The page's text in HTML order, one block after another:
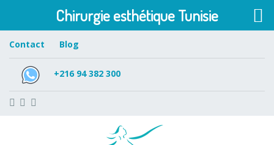
Contact Blog
+216 94 382 300
Chirurgie esthétique Tunisie